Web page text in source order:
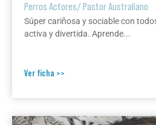
Perros Actores/Pastor Australiano
Súper cariñosa y sociable con
activa y divertida. Aprende...
Ver ficha >>